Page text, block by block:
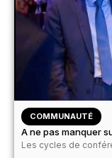
COMMUNAUTÉ
A ne pas manquer
Les cycles de